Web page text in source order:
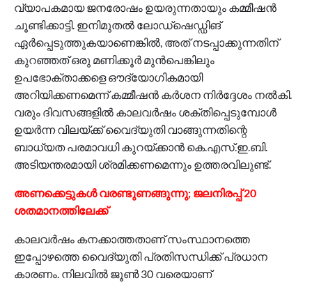
വ്യാപകമായ ജനരോഷം ഉയരുന്നതായും കമ്മീഷന്‍
ചൂണ്ടിക്കാട്ടി. ഇനിമുതല്‍ ലോഡ്‌ഷെഡ്ഡിങ്
ഏര്‍പ്പെടുത്തുകയാണെങ്കില്‍, അത് നടപ്പാക്കുന്നതിന്
കുറഞ്ഞത് ഒരു മണിക്കൂര്‍ മുന്‍പെങ്കിലും
ഉപഭോക്താക്കളെ ഔദ്യോഗികമായി
അറിയിക്കണമെന്ന് കമ്മീഷന്‍ കര്‍ശന നിര്‍ദ്ദേശം നല്‍കി.
വരും ദിവസങ്ങളില്‍ കാലവര്‍ഷം ശക്തിപ്പെടുമ്പോള്‍
ഉയര്‍ന്ന വിലയ്ക്ക് വൈദ്യുതി വാങ്ങുന്നതിന്റെ
ബാധ്യത പരമാവധി കുറയ്ക്കാന്‍ കെ.എസ്.ഇ.ബി.
അടിയന്തരമായി ശ്രമിക്കണമെന്നും ഉത്തരവിലുണ്ട്.
അണക്കെട്ടുകള്‍ വരണ്ടുണങ്ങുന്നു; ജലനിരപ്പ് 20
ശതമാനത്തിലേക്ക്
കാലവര്‍ഷം കനക്കാത്തതാണ് സംസ്ഥാനത്തെ
ഇപ്പോഴത്തെ വൈദ്യുതി പ്രതിസന്ധിക്ക് പ്രധാന
കാരണം. നിലവില്‍ ജൂണ്‍ 30 വരെയാണ്